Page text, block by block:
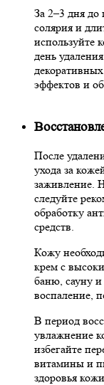
За 2–3 дня до
солярия и
используйте
день
эффектов и
После
ухода за
заживление.
следуйте
обработку
средств.
Кожу
крем с
баню, сауну и
воспаление,
В период
увлажнение
избегайте
витамины и
здоровья кожи.